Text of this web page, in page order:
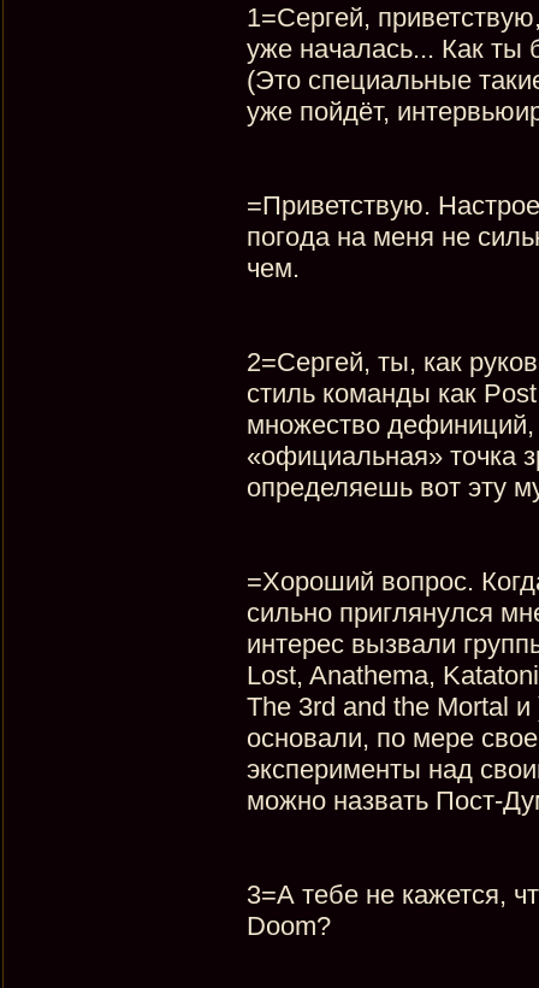
1=Сергей,
уже началась... Как ты
(Это специальные
уже пойдёт,
=Приветствую.
погода на меня не
чем.
2=Сергей, ты, как
стиль команды как
множество
«официальная» точка
определяешь вот эту
=Хороший вопрос.
сильно приглянулся
интерес вызвали
Lost, Anathema,
The 3rd and the Mortal и
основали, по мере
эксперименты над
можно назвать Пост-
3=А тебе не кажется,
Doom?